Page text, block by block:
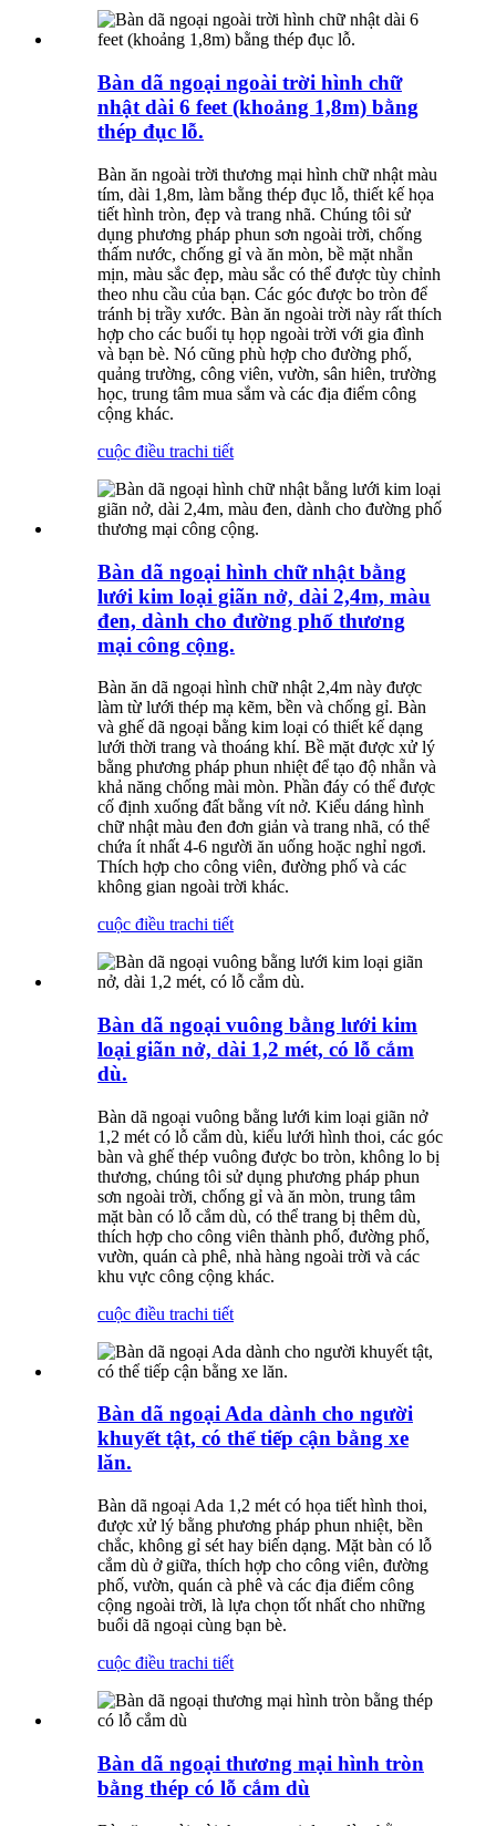
Bàn dã ngoại ngoài trời hình chữ
nhật dài 6 feet (khoảng 1,8m) bằng
thép đục lỗ.
Bàn ăn ngoài trời thương mại hình chữ nhật màu
tím, dài 1,8m, làm bằng thép đục lỗ, thiết kế họa
tiết hình tròn, đẹp và trang nhã. Chúng tôi sử
dụng phương pháp phun sơn ngoài trời, chống
thấm nước, chống gỉ và ăn mòn, bề mặt nhẵn
mịn, màu sắc đẹp, màu sắc có thể được tùy chỉnh
theo nhu cầu của bạn. Các góc được bo tròn để
tránh bị trầy xước. Bàn ăn ngoài trời này rất thích
hợp cho các buổi tụ họp ngoài trời với gia đình
và bạn bè. Nó cũng phù hợp cho đường phố,
quảng trường, công viên, vườn, sân hiên, trường
học, trung tâm mua sắm và các địa điểm công
cộng khác.
cuộc điều trachi tiết
Bàn dã ngoại hình chữ nhật bằng
lưới kim loại giãn nở, dài 2,4m, màu
đen, dành cho đường phố thương
mại công cộng.
Bàn ăn dã ngoại hình chữ nhật 2,4m này được
làm từ lưới thép mạ kẽm, bền và chống gỉ. Bàn
và ghế dã ngoại bằng kim loại có thiết kế dạng
lưới thời trang và thoáng khí. Bề mặt được xử lý
bằng phương pháp phun nhiệt để tạo độ nhẵn và
khả năng chống mài mòn. Phần đáy có thể được
cố định xuống đất bằng vít nở. Kiểu dáng hình
chữ nhật màu đen đơn giản và trang nhã, có thể
chứa ít nhất 4-6 người ăn uống hoặc nghỉ ngơi.
Thích hợp cho công viên, đường phố và các
không gian ngoài trời khác.
cuộc điều trachi tiết
Bàn dã ngoại vuông bằng lưới kim
loại giãn nở, dài 1,2 mét, có lỗ cắm
dù.
Bàn dã ngoại vuông bằng lưới kim loại giãn nở
1,2 mét có lỗ cắm dù, kiểu lưới hình thoi, các góc
bàn và ghế thép vuông được bo tròn, không lo bị
thương, chúng tôi sử dụng phương pháp phun
sơn ngoài trời, chống gỉ và ăn mòn, trung tâm
mặt bàn có lỗ cắm dù, có thể trang bị thêm dù,
thích hợp cho công viên thành phố, đường phố,
vườn, quán cà phê, nhà hàng ngoài trời và các
khu vực công cộng khác.
cuộc điều trachi tiết
Bàn dã ngoại Ada dành cho người
khuyết tật, có thể tiếp cận bằng xe
lăn.
Bàn dã ngoại Ada 1,2 mét có họa tiết hình thoi,
được xử lý bằng phương pháp phun nhiệt, bền
chắc, không gỉ sét hay biến dạng. Mặt bàn có lỗ
cắm dù ở giữa, thích hợp cho công viên, đường
phố, vườn, quán cà phê và các địa điểm công
cộng ngoài trời, là lựa chọn tốt nhất cho những
buổi dã ngoại cùng bạn bè.
cuộc điều trachi tiết
Bàn dã ngoại thương mại hình tròn
bằng thép có lỗ cắm dù